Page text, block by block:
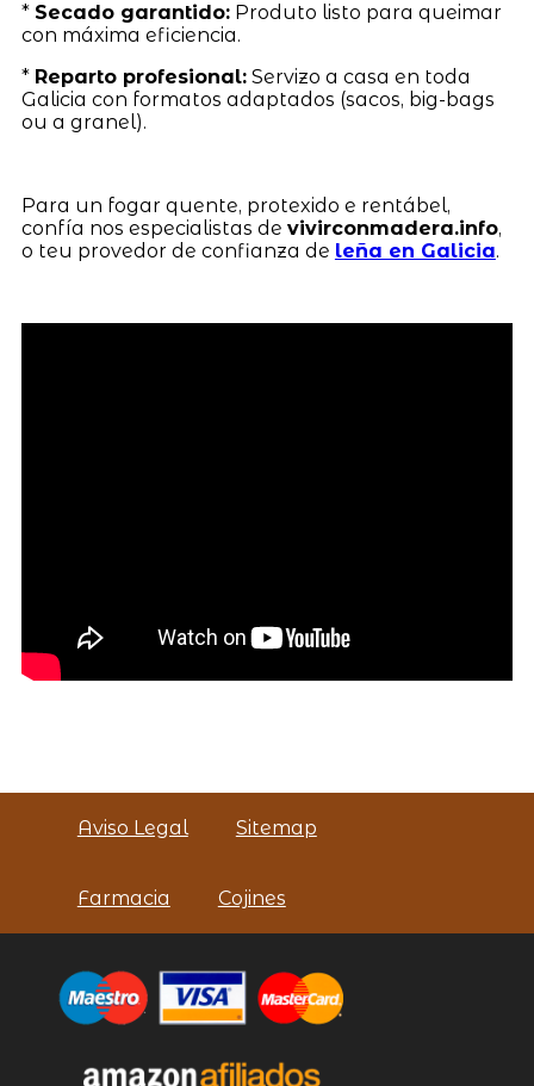
* Secado garantido:Produto listo para queimar
con máxima eficiencia.
* Reparto profesional:Servizo a casa en toda
Galicia con formatos adaptados (sacos, big-bags
ou a granel).
Para un fogar quente, protexido e rentábel,
confía nos especialistas de vivirconmadera.info,
o teu provedor de confianza de leña en Galicia.
Aviso Legal Sitemap
Farmacia Cojines